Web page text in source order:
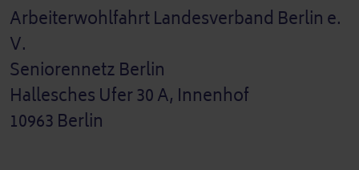
Arbeiterwohlfahrt Landesverband Berlin e.
V.
Seniorennetz Berlin
Hallesches Ufer 30 A, Innenhof
10963 Berlin